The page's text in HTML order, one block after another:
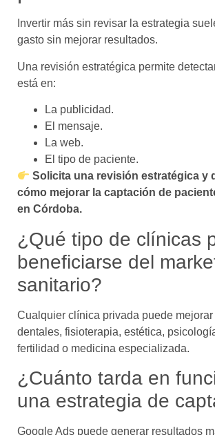
Invertir más sin revisar la estrategia
gasto sin mejorar resultados.
Una revisión estratégica permite
está en:
La publicidad.
El mensaje.
La web.
El tipo de paciente.
Solicita una revisión estratégica y
cómo mejorar la captación de
en Córdoba.
¿Qué tipo de clínicas
beneficiarse del
sanitario?
Cualquier clínica privada puede
dentales, fisioterapia, estética,
fertilidad o medicina especializada.
¿Cuánto tarda en
una estrategia de
Google Ads puede generar resultados